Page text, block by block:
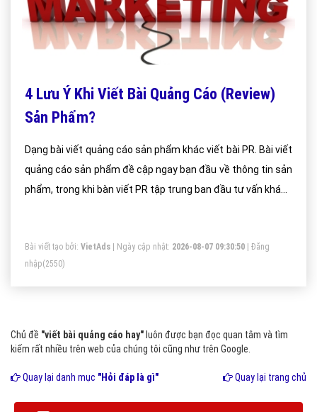
4 Lưu Ý Khi Viết Bài Quảng Cáo (Review)
Sản Phẩm?
Dạng bài viết quảng cáo sản phẩm khác viết bài PR. Bài viết
quảng cáo sản phẩm đề cập ngay bạn đầu về thông tin sản
phẩm, trong khi bàn viết PR tập trung ban đầu tư vấn khách
Bài viết tạo bởi: VietAds | Ngày cập nhật: 2026-08-07 09:30:50
Đăng
nhập(2550)
Chủ đề "viết bài quảng cáo hay" luôn được bạn đọc quan tâm và tìm
kiếm rất nhiều trên web của chúng tôi cũng như trên Google.
Quay lại danh mục "Hỏi đáp là gì" Quay lại trang chủ